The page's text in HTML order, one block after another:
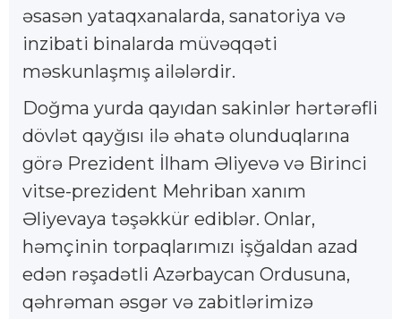
əsasən yataqxanalarda, sanatoriya və
inzibati binalarda müvəqqəti
məskunlaşmış ailələrdir.
Doğma yurda qayıdan sakinlər hərtərəfli
dövlət qayğısı ilə əhatə olunduqlarına
görə Prezident İlham Əliyevə və Birinci
vitse-prezident Mehriban xanım
Əliyevaya təşəkkür ediblər. Onlar,
həmçinin torpaqlarımızı işğaldan azad
edən rəşadətli Azərbaycan Ordusuna,
qəhrəman əsgər və zabitlərimizə